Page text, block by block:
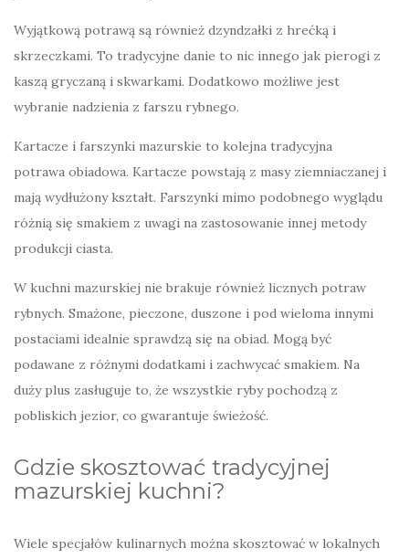
Wyjątkową potrawą są również dzyndzałki z hrećką i
skrzeczkami. To tradycyjne danie to nic innego jak pierogi z
kaszą gryczaną i skwarkami. Dodatkowo możliwe jest
wybranie nadzienia z farszu rybnego.
Kartacze i farszynki mazurskie to kolejna tradycyjna
potrawa obiadowa. Kartacze powstają z masy ziemniaczanej i
mają wydłużony kształt. Farszynki mimo podobnego wyglądu
różnią się smakiem z uwagi na zastosowanie innej metody
produkcji ciasta.
W kuchni mazurskiej nie brakuje również licznych potraw
rybnych. Smażone, pieczone, duszone i pod wieloma innymi
postaciami idealnie sprawdzą się na obiad. Mogą być
podawane z różnymi dodatkami i zachwycać smakiem. Na
duży plus zasługuje to, że wszystkie ryby pochodzą z
pobliskich jezior, co gwarantuje świeżość.
Gdzie skosztować tradycyjnej
mazurskiej kuchni?
Wiele specjałów kulinarnych można skosztować w lokalnych